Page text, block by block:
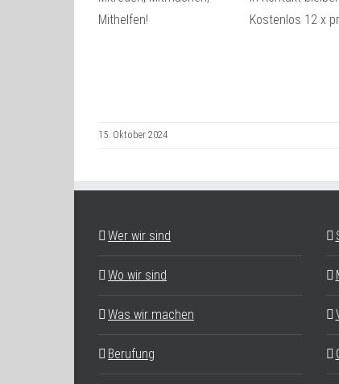
Mithelfen!
Kostenlos 12 x
15. Oktober 2024
Wer wir sind
Wo wir sind
Was wir machen
Berufung